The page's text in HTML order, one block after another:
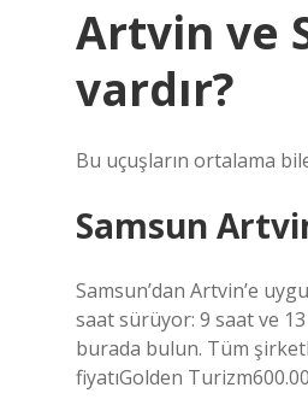
Artvin ve
vardır?
Bu uçuşların ortalama
Samsun
Samsun’dan Artvin’e
saat sürüyor: 9 saat ve
burada bulun. Tüm
fiyatıGolden